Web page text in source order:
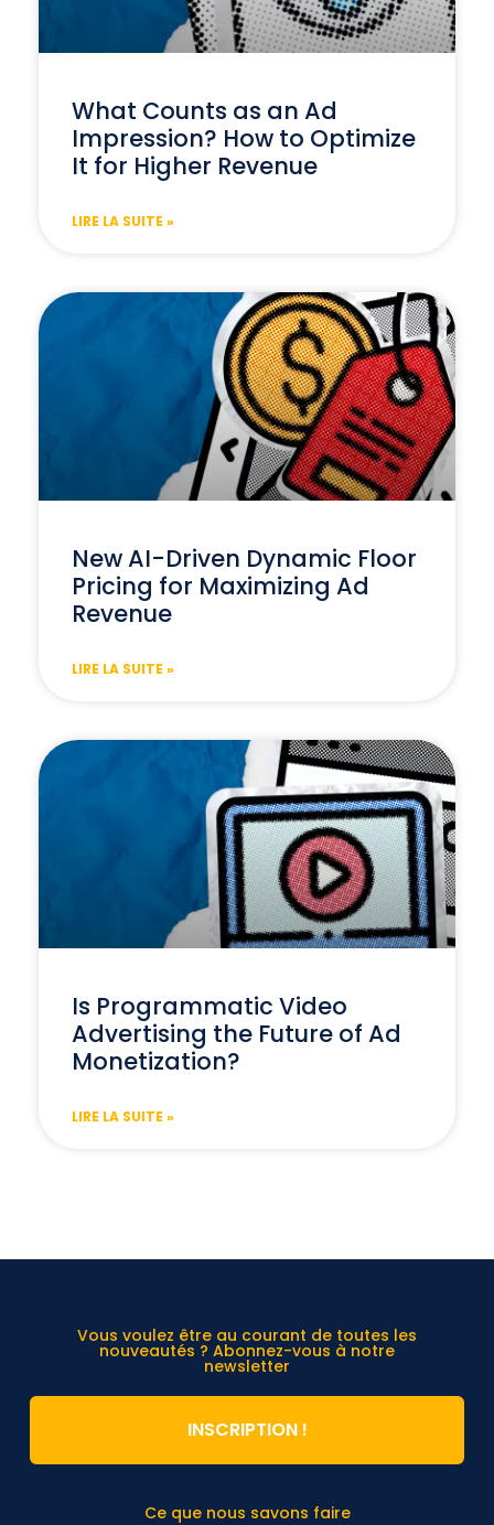
What Counts as an Ad
Impression? How to Optimize
It for Higher Revenue
LIRE LA SUITE »
New AI-Driven Dynamic Floor
Pricing for Maximizing Ad
Revenue
LIRE LA SUITE »
Is Programmatic Video
Advertising the Future of Ad
Monetization?
LIRE LA SUITE »
Ce que nous savons faire
Vous voulez être au courant de toutes les
nouveautés ? Abonnez-vous à notre
newsletter
INSCRIPTION !